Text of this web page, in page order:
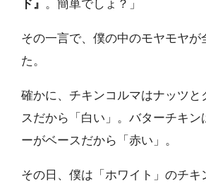
ド』 。簡単でしょ？」
その一言で、僕の中のモヤモヤが
た。
確かに、チキンコルマはナッツと
スだから「白い」。バターチキン
ーがベースだから「赤い」。
その日、僕は「ホワイト」のチキ